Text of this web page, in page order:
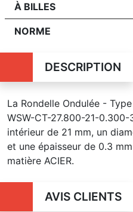
À BILLES
NORME
DESCRIPTION
La Rondelle Ondulée -
WSW-CT-27.800-21-
intérieur de 21 mm, un
et une épaisseur de 0.3
matière ACIER.
AVIS CLIENTS